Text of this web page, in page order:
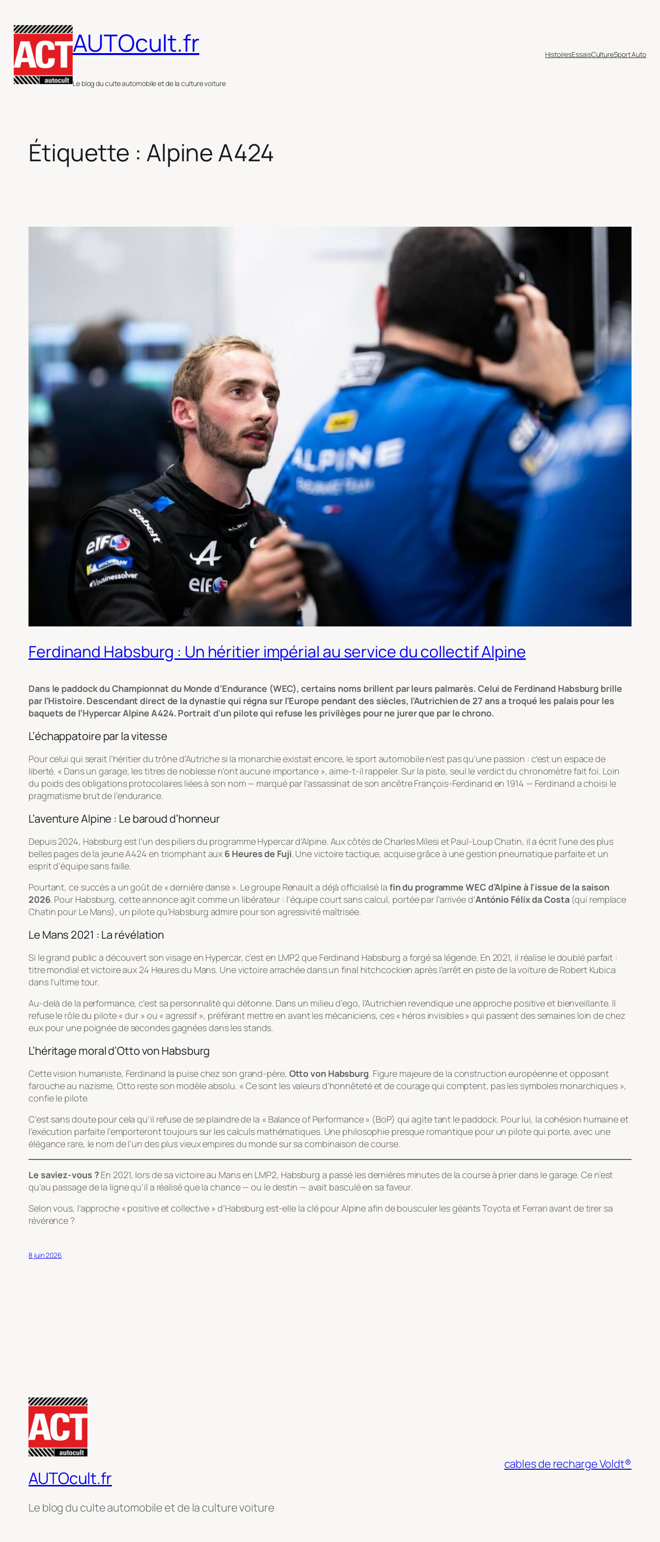
au
contenu
AUTOcult.fr
Le blog du culte automobile et de la culture voiture
HistoiresEssaisCultureSport Auto
Étiquette : Alpine A424
Ferdinand Habsburg : Un héritier impérial au service du collectif Alpine
Dans le paddock du Championnat du Monde d’Endurance (WEC), certains noms brillent par leurs palmarès. Celui de Ferdinand Habsburg brille
par l’Histoire. Descendant direct de la dynastie qui régna sur l’Europe pendant des siècles, l’Autrichien de 27 ans a troqué les palais pour les
baquets de l’Hypercar Alpine A424. Portrait d’un pilote qui refuse les privilèges pour ne jurer que par le chrono.
L’échappatoire par la vitesse
Pour celui qui serait l’héritier du trône d’Autriche si la monarchie existait encore, le sport automobile n’est pas qu’une passion : c’est un espace de
liberté. « Dans un garage, les titres de noblesse n’ont aucune importance », aime-t-il rappeler. Sur la piste, seul le verdict du chronomètre fait foi. Loin
du poids des obligations protocolaires liées à son nom — marqué par l’assassinat de son ancêtre François-Ferdinand en 1914 — Ferdinand a choisi le
pragmatisme brut de l’endurance.
L’aventure Alpine : Le baroud d’honneur
Depuis 2024, Habsburg est l’un des piliers du programme Hypercar d’Alpine. Aux côtés de Charles Milesi et Paul-Loup Chatin, il a écrit l’une des plus
belles pages de la jeune A424 en triomphant aux 6 Heures de Fuji. Une victoire tactique, acquise grâce à une gestion pneumatique parfaite et un
esprit d’équipe sans faille.
Pourtant, ce succès a un goût de « dernière danse ». Le groupe Renault a déjà officialisé la fin du programme WEC d’Alpine à l’issue de la saison
2026. Pour Habsburg, cette annonce agit comme un libérateur : l’équipe court sans calcul, portée par l’arrivée d’António Félix da Costa(qui remplace
Chatin pour Le Mans), un pilote qu’Habsburg admire pour son agressivité maîtrisée.
Le Mans 2021 : La révélation
Si le grand public a découvert son visage en Hypercar, c’est en LMP2 que Ferdinand Habsburg a forgé sa légende. En 2021, il réalise le doublé parfait :
titre mondial et victoire aux 24 Heures du Mans. Une victoire arrachée dans un final hitchcockien après l’arrêt en piste de la voiture de Robert Kubica
dans l’ultime tour.
Au-delà de la performance, c’est sa personnalité qui détonne. Dans un milieu d’ego, l’Autrichien revendique une approche positive et bienveillante. Il
refuse le rôle du pilote « dur » ou « agressif », préférant mettre en avant les mécaniciens, ces« héros invisibles » qui passent des semaines loin de chez
eux pour une poignée de secondes gagnées dans les stands.
L’héritage moral d’Otto von Habsburg
Cette vision humaniste, Ferdinand la puise chez son grand-père, Otto von Habsburg. Figure majeure de la construction européenne et opposant
farouche au nazisme, Otto reste son modèle absolu. « Ce sont les valeurs d’honnêteté et de courage qui comptent, pas les symboles monarchiques »,
confie le pilote.
C’est sans doute pour cela qu’il refuse de se plaindre de la « Balance of Performance » (BoP) qui agite tant le paddock. Pour lui, la cohésion humaine et
l’exécution parfaite l’emporteront toujours sur les calculs mathématiques. Une philosophie presque romantique pour un pilote qui porte, avec une
élégance rare, le nom de l’un des plus vieux empires du monde sur sa combinaison de course.
Le saviez-vous ? En 2021, lors de sa victoire au Mans en LMP2, Habsburg a passé les dernières minutes de la course à prier dans le garage. Ce n’est
qu’au passage de la ligne qu’il a réalisé que la chance — ou le destin — avait basculé en sa faveur.
Selon vous, l’approche « positive et collective » d’Habsburg est-elle la clé pour Alpine afin de bousculer les géants Toyota et Ferrari avant de tirer sa
révérence ?
8 juin 2026
AUTOcult.fr
Le blog du culte automobile et de la culture voiture
cables de recharge Voldt®